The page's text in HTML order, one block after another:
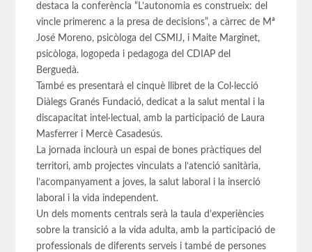
destaca la conferència “L’autonomia es construeix: del
vincle primerenc a la presa de decisions”, a càrrec de Mª
José Moreno, psicòloga del CSMIJ, i Maite Marginet,
psicòloga, logopeda i pedagoga del CDIAP del
Berguedà.
També es presentarà el cinquè llibret de la Col·lecció
Diàlegs Granés Fundació, dedicat a la salut mental i la
discapacitat intel·lectual, amb la participació de Laura
Masferrer i Mercè Casadesús.
La jornada inclourà un espai de bones pràctiques del
territori, amb projectes vinculats a l’atenció sanitària,
l’acompanyament a joves, la salut laboral i la inserció
laboral i la vida independent.
Un dels moments centrals serà la taula d’experiències
sobre la transició a la vida adulta, amb la participació de
professionals de diferents serveis i també de persones